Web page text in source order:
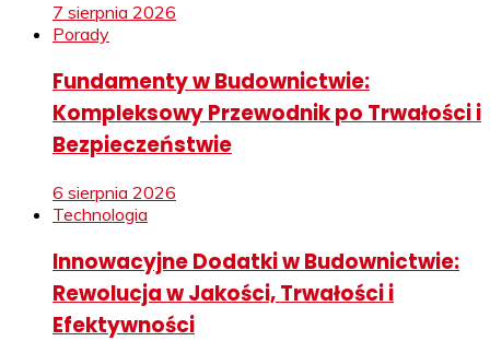
7 sierpnia 2026
Porady
Fundamenty w Budownictwie:
Kompleksowy Przewodnik po Trwałości i
Bezpieczeństwie
6 sierpnia 2026
Technologia
Innowacyjne Dodatki w Budownictwie:
Rewolucja w Jakości, Trwałości i
Efektywności